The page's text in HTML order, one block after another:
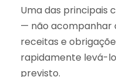
Uma das principais
— não acompanhar
receitas e
rapidamente levá-
previsto.